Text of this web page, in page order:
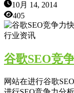
10月 14, 2014
405
行业资讯
谷歌SEO竞
网站在进行谷歌